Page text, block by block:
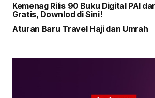
Kemenag Rilis 90 Buku Digital PAI
Gratis, Downlod di Sini!
Aturan Baru Travel Haji dan Umrah